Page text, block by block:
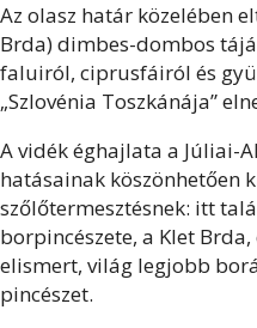
Az olasz határ közelében
Brda) dimbes-dombos
faluiról, ciprusfáiról és
„Szlovénia Toszkánája”
A vidék éghajlata a Júliai-
hatásainak köszönhetően
szőlőtermesztésnek: itt
borpincészete, a Klet
elismert, világ legjobb
pincészet.